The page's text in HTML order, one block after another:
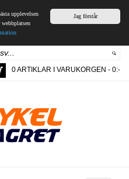
Jag förstår
upplevelsen
0 ARTIKLAR I VARUKORGEN - 0:-